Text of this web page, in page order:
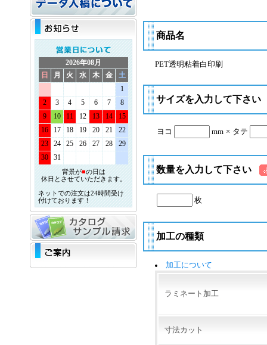
2026年08月
日
月 火 水 木 金
土
1
2
3 4 5 6 7
8
9
10 11 12 13 14
15
16
17 18 19 20 21
22
23
24 25 26 27 28
29
30
31
背景が■の日は
休日とさせていただきます。
ネットでの注文は24時間受け
付けております！
商品名
PET透明粘着白印刷
サイズを入力して下さい
ヨコ mm × タテ
数量を入力して下さい
枚
加工の種類
加工について
ラミネート加工
寸法カット